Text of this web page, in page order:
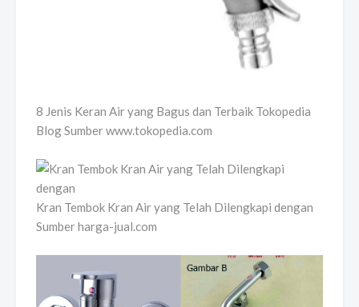
8 Jenis Keran Air yang Bagus dan Terbaik Tokopedia
Blog Sumber www.tokopedia.com
Kran Tembok Kran Air yang Telah Dilengkapi dengan
Sumber harga-jual.com